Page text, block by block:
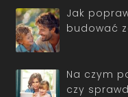
Jak
budować
Na czym
czy